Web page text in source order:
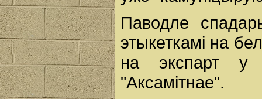
Паводле
этыкеткамі на
на экспарт у
"Аксамітнае".